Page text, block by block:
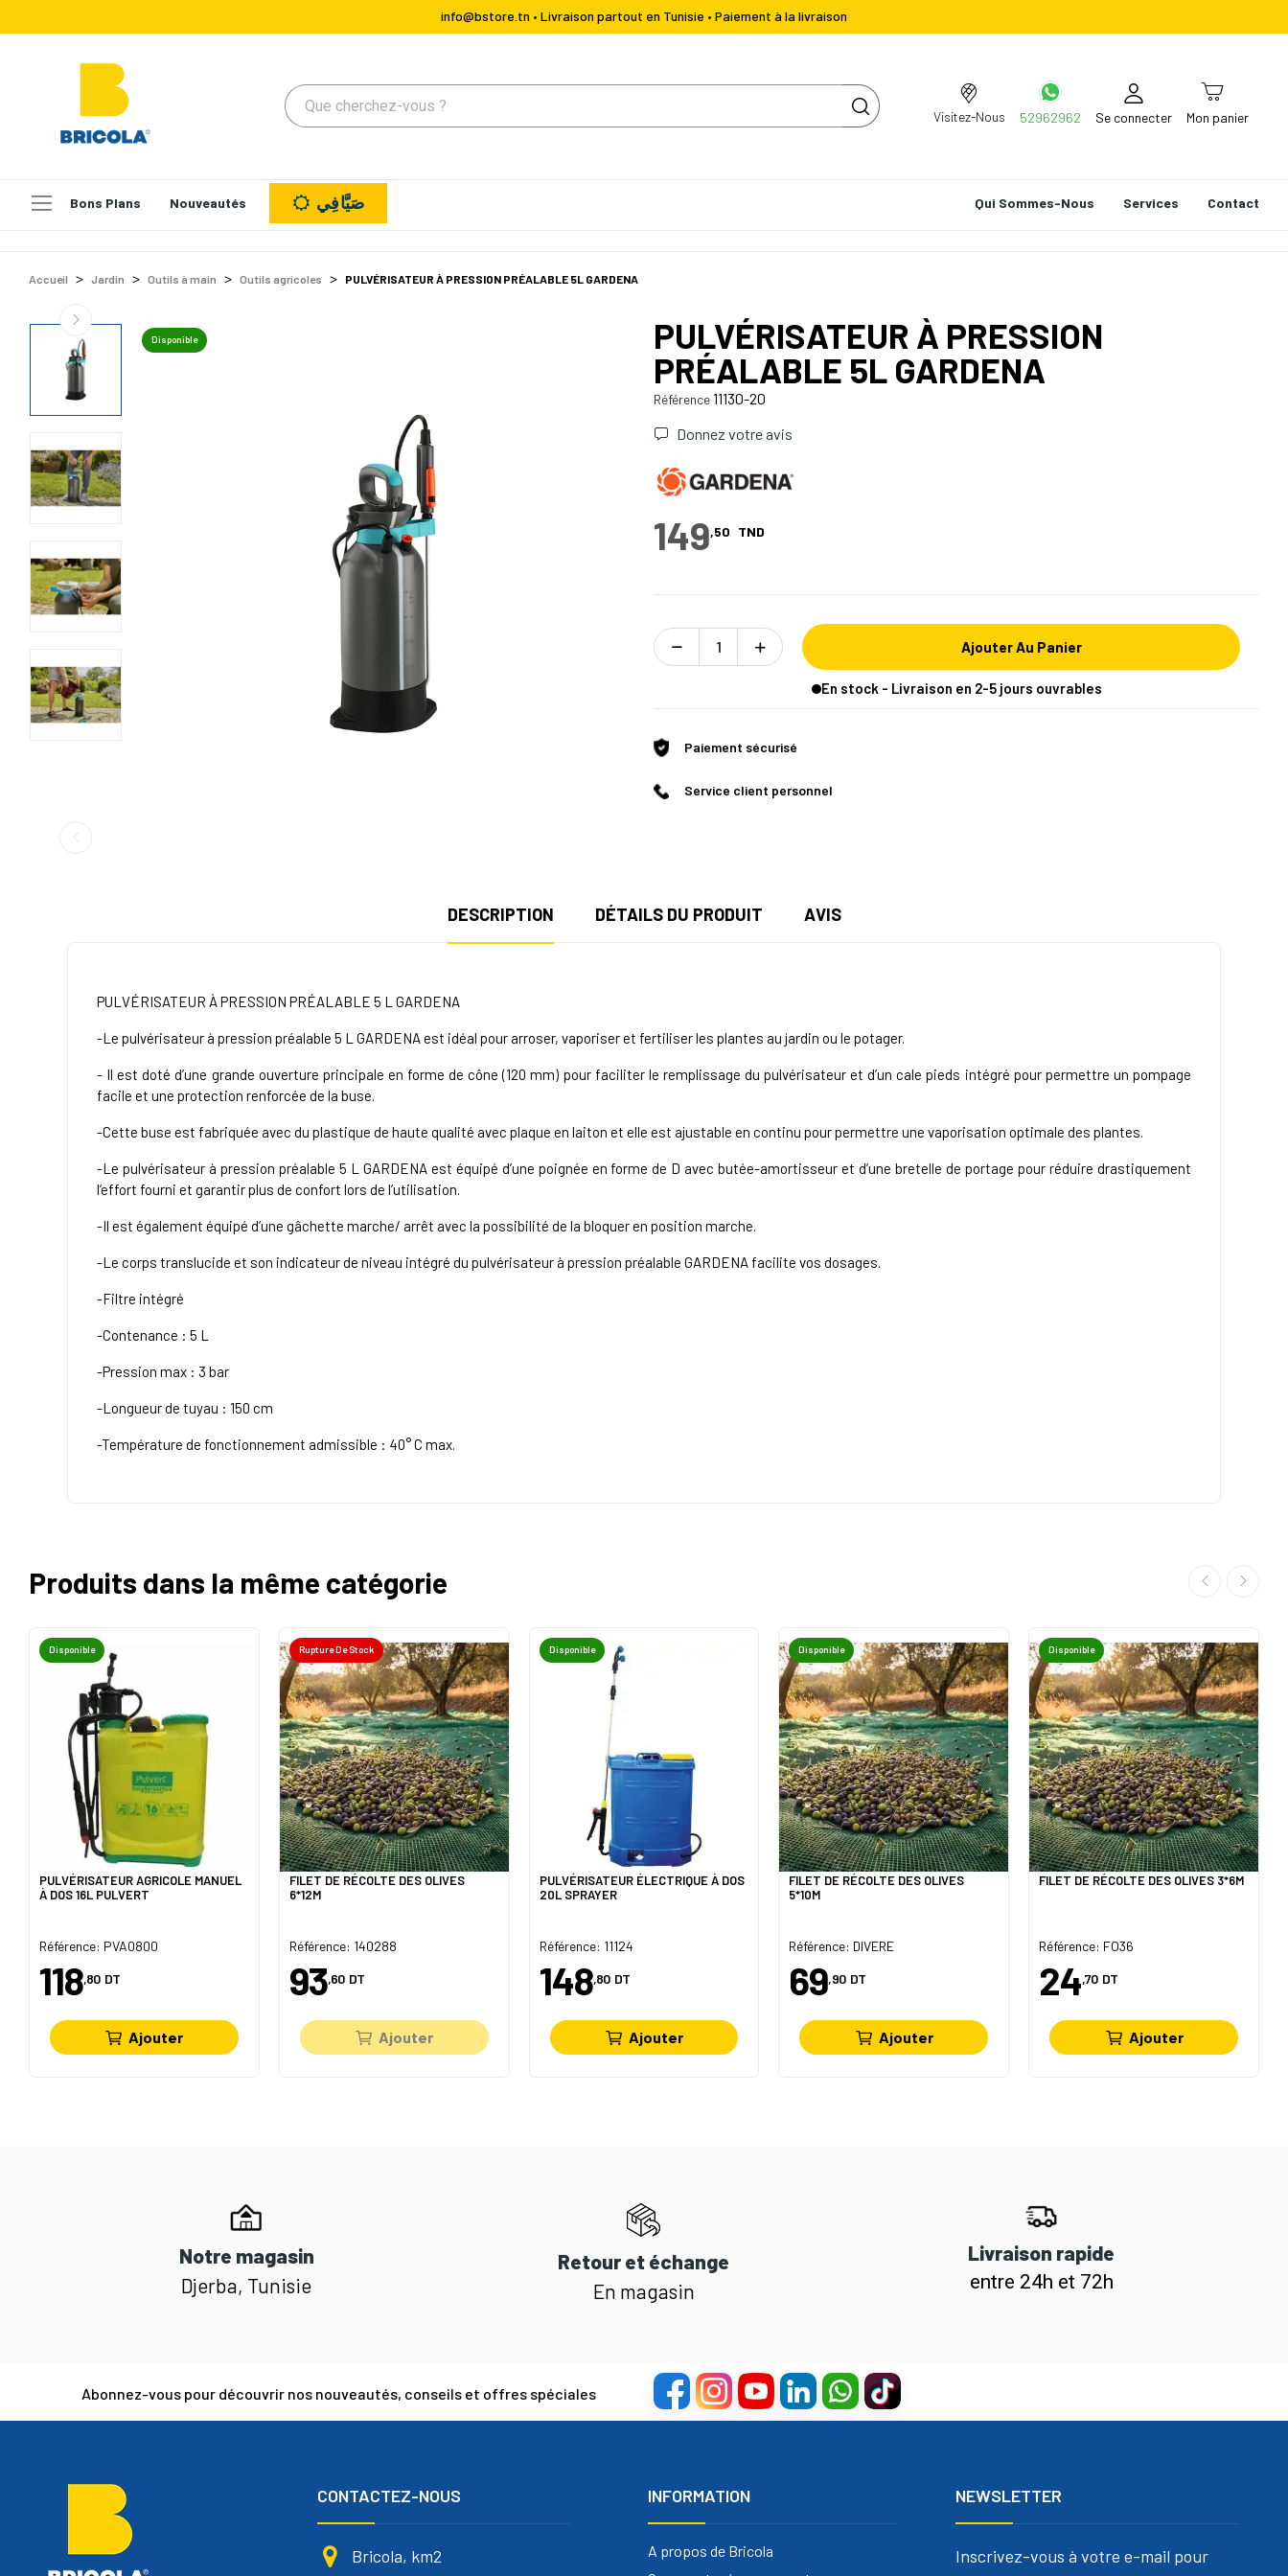
info@bstore.tn • Livraison partout en Tunisie • Paiement à la livraison
Visitez-Nous 52962962 Se connecter Mon panier
Bons Plans Nouveautés Qui Sommes-Nous Services Contact صَيَّافِي
Accueil Jardin Outils à main Outils agricoles PULVÉRISATEUR À PRESSION PRÉALABLE 5L GARDENA
Disponible
PULVÉRISATEUR À PRESSION
PRÉALABLE 5L GARDENA
Référence11130-20
Donnez votre avis
149,50 TND
Ajouter Au Panier
En stock - Livraison en 2-5 jours ouvrables
Paiement sécurisé
Service client personnel
DESCRIPTION DÉTAILS DU PRODUIT AVIS
PULVÉRISATEUR À PRESSION PRÉALABLE 5 L GARDENA
-Le pulvérisateur à pression préalable 5 L GARDENA est idéal pour arroser, vaporiser et fertiliser les plantes au jardin ou le potager.
- Il est doté d’une grande ouverture principale en forme de cône (120 mm) pour faciliter le remplissage du pulvérisateur et d’un cale pieds intégré pour permettre un pompage
facile et une protection renforcée de la buse.
-Cette buse est fabriquée avec du plastique de haute qualité avec plaque en laiton et elle est ajustable en continu pour permettre une vaporisation optimale des plantes.
-Le pulvérisateur à pression préalable 5 L GARDENA est équipé d’une poignée en forme de D avec butée-amortisseur et d’une bretelle de portage pour réduire drastiquement
l’effort fourni et garantir plus de confort lors de l’utilisation.
-Il est également équipé d’une gâchette marche/ arrêt avec la possibilité de la bloquer en position marche.
-Le corps translucide et son indicateur de niveau intégré du pulvérisateur à pression préalable GARDENA facilite vos dosages.
-Filtre intégré
-Contenance : 5 L
-Pression max : 3 bar
-Longueur de tuyau : 150 cm
-Température de fonctionnement admissible : 40° C max.
Produits dans la même catégorie
Disponible
PULVÉRISATEUR AGRICOLE MANUEL
À DOS 16L PULVERT
Référence: PVA0800
118,80 DT
Ajouter
Rupture De Stock
FILET DE RÉCOLTE DES OLIVES
6*12M
Référence: 140288
93,60 DT
Ajouter
Disponible
PULVÉRISATEUR ÉLECTRIQUE À DOS
20L SPRAYER
Référence: 11124
148,80 DT
Ajouter
Disponible
FILET DE RÉCOLTE DES OLIVES
5*10M
Référence: DIVERE
69,90 DT
Ajouter
Disponible
FILET DE RÉCOLTE DES OLIVES 3*6M
Référence: FO36
24,70 DT
Ajouter
Notre magasin
Djerba, Tunisie
Retour et échange
En magasin
Livraison rapide
entre 24h et 72h
Abonnez-vous pour découvrir nos nouveautés, conseils et offres spéciales
CONTACTEZ-NOUS
Bricola, km2
INFORMATION
A propos de Bricola
NEWSLETTER
Inscrivez-vous à votre e-mail pour